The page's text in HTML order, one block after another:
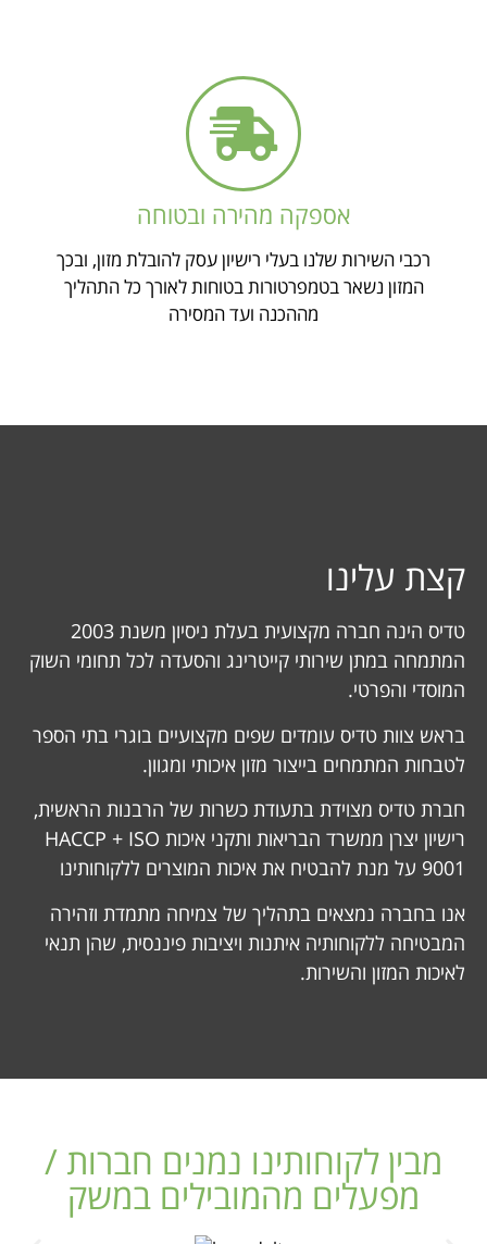
אספקה מהירה ובטוחה
רכבי השירות שלנו בעלי רישיון עסק להובלת מזון, ובכך
המזון נשאר בטמפרטורות בטוחות לאורך כל התהליך
מההכנה ועד המסירה
קצת עלינו
טדיס הינה חברה מקצועית בעלת ניסיון משנת 2003
המתמחה במתן שירותי קייטרינג והסעדה לכל תחומי השוק
המוסדי והפרטי.
בראש צוות טדיס עומדים שפים מקצועיים בוגרי בתי הספר
לטבחות המתמחים בייצור מזון איכותי ומגוון.
חברת טדיס מצוידת בתעודת כשרות של הרבנות הראשית,
רישיון יצרן ממשרד הבריאות ותקני איכות HACCP + ISO
9001 על מנת להבטיח את איכות המוצרים ללקוחותינו
אנו בחברה נמצאים בתהליך של צמיחה מתמדת וזהירה
המבטיחה ללקוחותיה איתנות ויציבות פיננסית, שהן תנאי
לאיכות המזון והשירות.
מבין לקוחותינו נמנים חברות /
מפעלים מהמובילים במשק